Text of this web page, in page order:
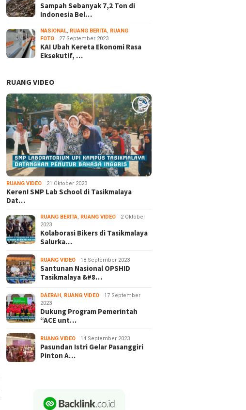
Sampah Sebanyak 7,2 Ton di
Indonesia Bel…
NASIONAL, RUANG BERITA, RUANG
FOTO
27 September 2023
KAI Ubah Kereta Ekonomi Rasa
Eksekutif, …
RUANG VIDEO
RUANG VIDEO 21 Oktober 2023
Keren! SMP Lab School di Tasikmalaya
Dat…
RUANG BERITA, RUANG VIDEO
2 Oktober
2023
Kolaborasi Bikers di Tasikmalaya
Salurka…
RUANG VIDEO 18 September 2023
Santunan Nasional OPSHID
Tasikmalaya &#8…
DAERAH , RUANG VIDEO
17 September
2023
Dukung Program Pemerintah
“ACE unt…
RUANG VIDEO 14 September 2023
Pasundan Istri Gelar Pasanggiri
Pinton A…